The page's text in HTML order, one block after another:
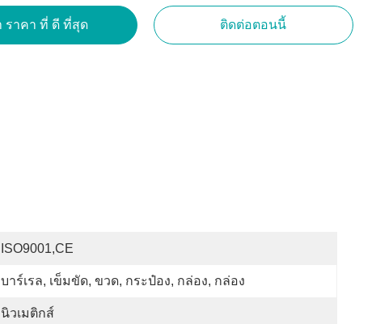
ราคา ที่ ดี ที่สุด ติดต่อตอนนี้
ISO9001,CE
บาร์เรล, เข็มขัด, ขวด, กระป๋อง, กล่อง, กล่อง
นิวเมติกส์